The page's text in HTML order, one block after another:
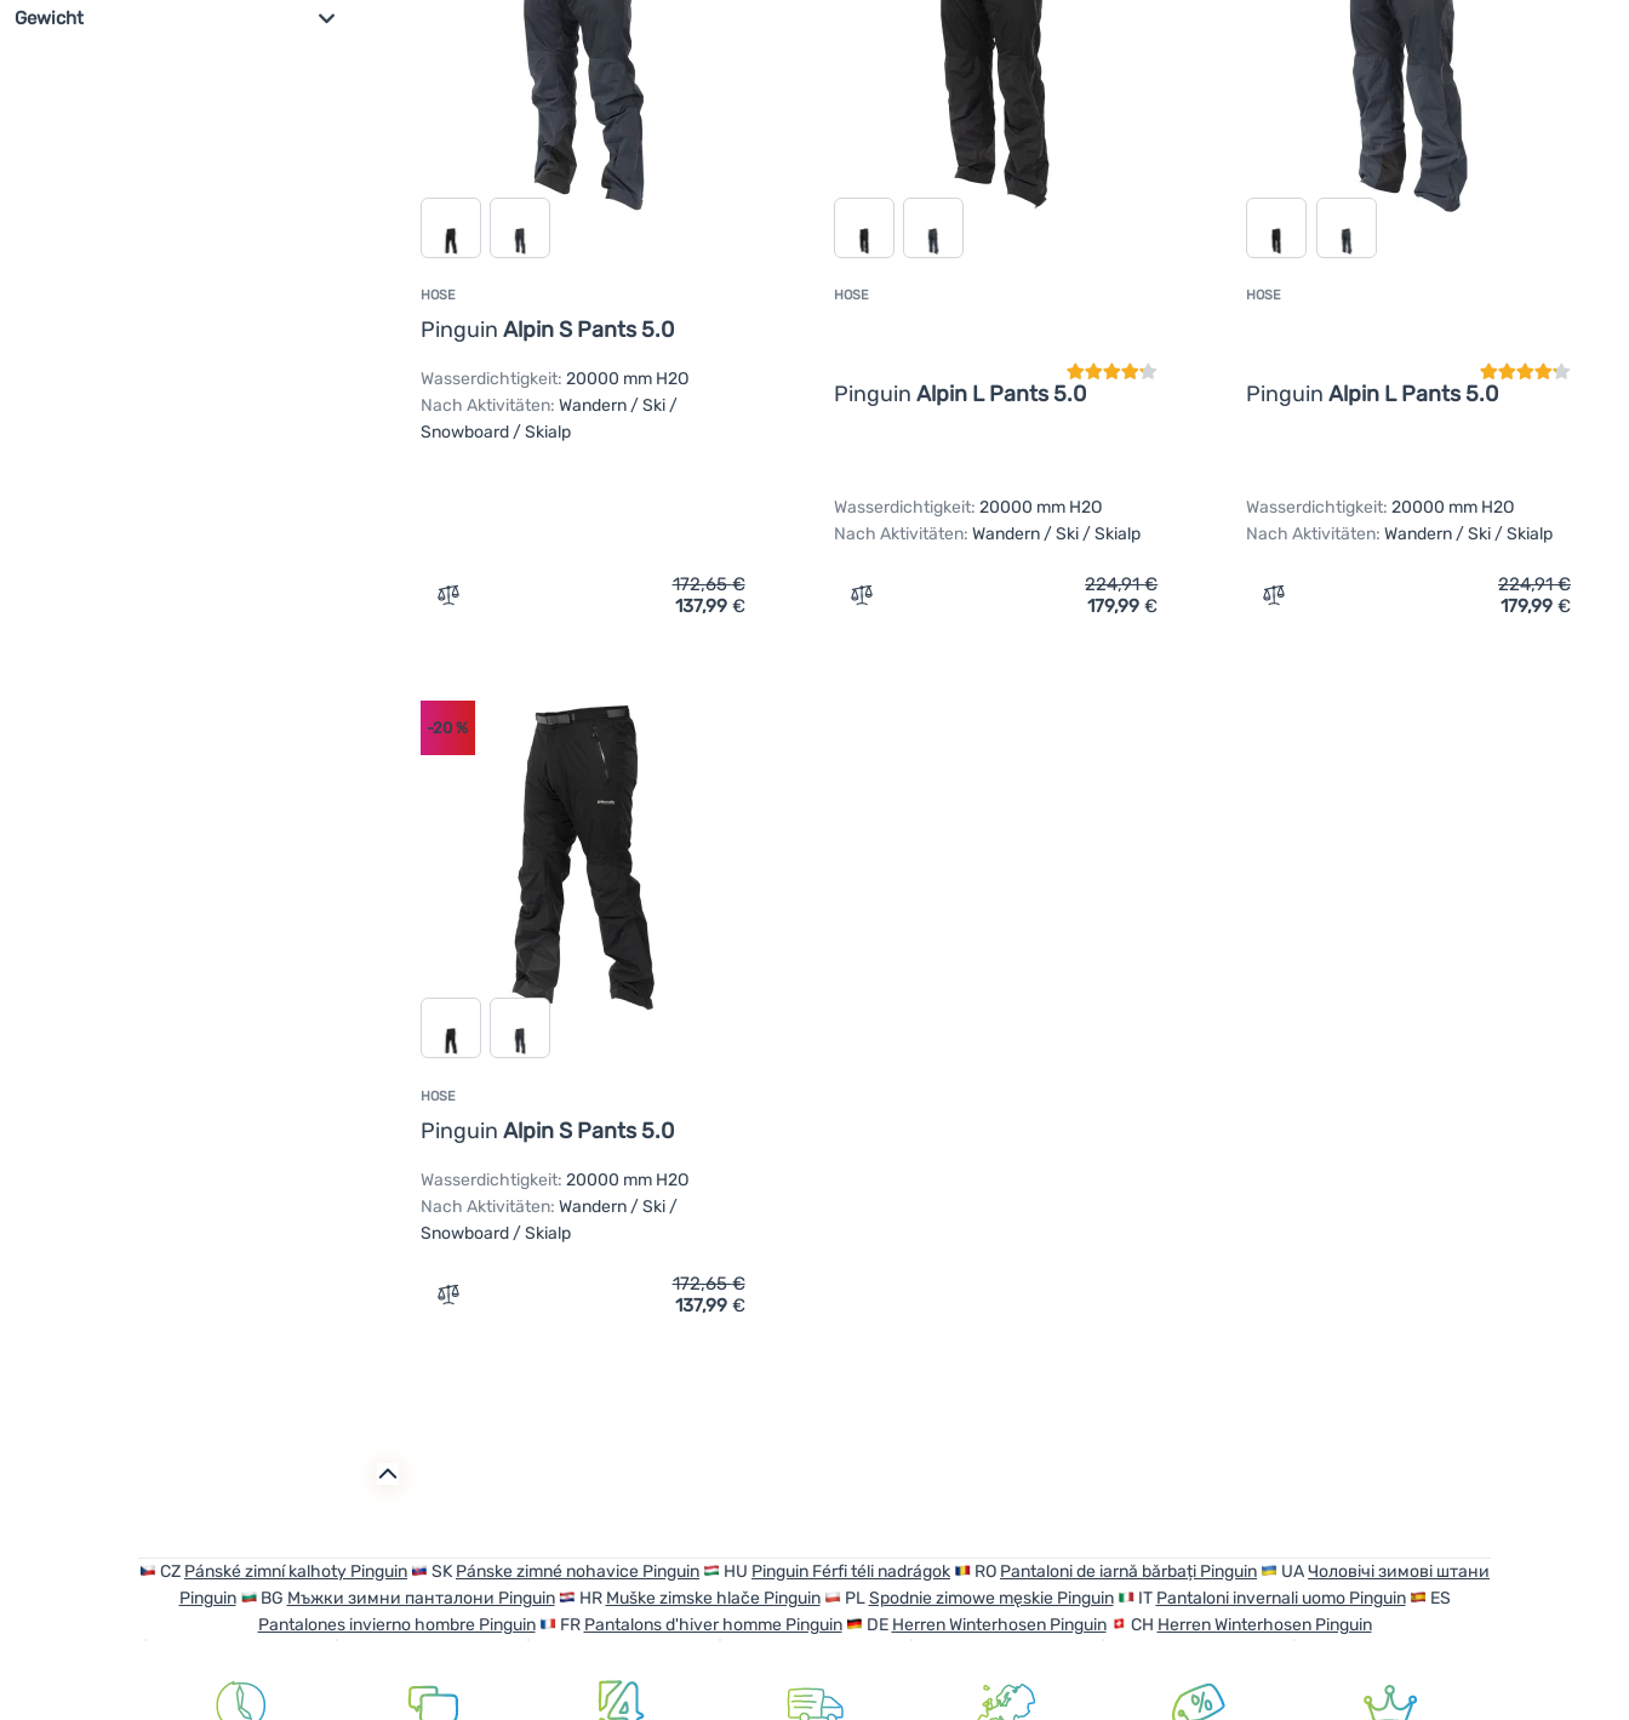
Gewicht
HOSE
Pinguin Alpin S Pants 5.0
Wasserdichtigkeit: 20000 mm H2O
Nach Aktivitäten: Wandern / Ski /
Snowboard / Skialp
Zum Vergleich 'Hose Pinguin Alpin S Pants 5.0' hinzufügen
172,65€
137,99 €
HOSE
Pinguin Alpin L Pants 5.0
Wasserdichtigkeit: 20000 mm H2O
Nach Aktivitäten: Wandern / Ski / Skialp
Zum Vergleich 'Hose Pinguin Alpin L Pants 5.0' hinzufügen
224,91€
179,99€
HOSE
PinguinAlpin L Pants 5.0
Wasserdichtigkeit: 20000 mm H2O
Nach Aktivitäten: Wandern / Ski / Skialp
Zum Vergleich 'Hose Pinguin Alpin L
224,91€
179,99 €
HOSE
Pinguin Alpin S Pants 5.0
-20 %
Wasserdichtigkeit: 20000 mm H2O
Nach Aktivitäten: Wandern / Ski /
Snowboard / Skialp
Zum Vergleich 'Hose Pinguin Alpin S Pants 5.0' hinzufügen
172,65€
137,99 €
CZ Pánské zimní kalhoty Pinguin SK Pánske zimné nohavice Pinguin HU Pinguin Férfi téli nadrágok RO Pantaloni de iarnă bărbați Pinguin UAЧоловічі зимові штани
Pinguin
BG Мъжки зимни панталони Pinguin HR Muške zimske hlače Pinguin PLSpodnie zimowe męskie Pinguin IT Pantaloni invernali uomo Pinguin
ES
Pantalones invierno hombre Pinguin
FR Pantalons d'hiver homme Pinguin DE Herren Winterhosen Pinguin CH Herren Winterhosen Pinguin